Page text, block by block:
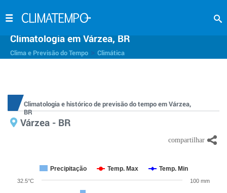
Climatologia em Várzea, BR
Clima e Previsão do Tempo Climática
Climatologia e histórico de previsão do tempo em Várzea,
BR
Várzea - BR
Precipitação Temp. Max Temp. Min
32.5°C 100 mm